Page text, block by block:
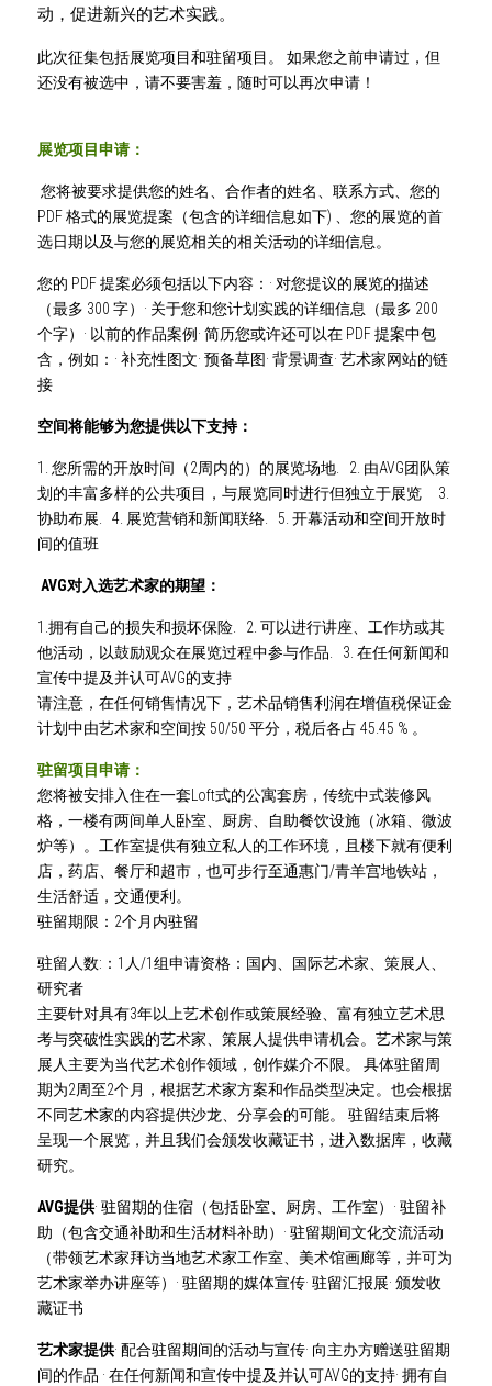
动，促进新兴的艺术实践。
此次征集包括展览项目和驻留项目。 如果您之前申请过，但
还没有被选中，请不要害羞，随时可以再次申请！
展览项目申请：
PDF 格式的展览提案（包含的详细信息如下) 、您的展览的首
选日期以及与您的展览相关的相关活动的详细信息。
您的 PDF 提案必须包括以下内容：· 对您提议的展览的描述
（最多 300 字）· 关于您和您计划实践的详细信息（最多 200
个字）· 以前的作品案例· 简历您或许还可以在 PDF 提案中包
含，例如：· 补充性图文· 预备草图· 背景调查· 艺术家网站的链
接
空间将能够为您提供以下支持：
1. 您所需的开放时间（2周内的）的展览场地.   2. 由AVG团队策
划的丰富多样的公共项目，与展览同时进行但独立于展览     3.
协助布展.   4. 展览营销和新闻联络.   5. 开幕活动和空间开放时
间的值班
AVG对入选艺术家的期望：
1.拥有自己的损失和损坏保险.   2. 可以进行讲座、工作坊或其
他活动，以鼓励观众在展览过程中参与作品.   3. 在任何新闻和
宣传中提及并认可AVG的支持
请注意，在任何销售情况下，艺术品销售利润在增值税保证金
计划中由艺术家和空间按 50/50 平分，税后各占 45.45 % 。
驻留项目申请：
您将被安排入住在一套Loft式的公寓套房，传统中式装修风
格，一楼有两间单人卧室、厨房、自助餐饮设施（冰箱、微波
炉等）。工作室提供有独立私人的工作环境，且楼下就有便利
店，药店、餐厅和超市，也可步行至通惠门/青羊宫地铁站，
生活舒适，交通便利。
驻留期限：2个月内驻留
驻留人数:：1人/1组申请资格：国内、国际艺术家、策展人、
研究者
主要针对具有3年以上艺术创作或策展经验、富有独立艺术思
考与突破性实践的艺术家、策展人提供申请机会。艺术家与策
展人主要为当代艺术创作领域，创作媒介不限。 具体驻留周
期为2周至2个月，根据艺术家方案和作品类型决定。也会根据
不同艺术家的内容提供沙龙、分享会的可能。 驻留结束后将
呈现一个展览，并且我们会颁发收藏证书，进入数据库，收藏
研究。
AVG提供· 驻留期的住宿（包括卧室、厨房、工作室）· 驻留补
助（包含交通补助和生活材料补助）· 驻留期间文化交流活动
（带领艺术家拜访当地艺术家工作室、美术馆画廊等，并可为
艺术家举办讲座等）· 驻留期的媒体宣传· 驻留汇报展· 颁发收
藏证书
艺术家提供· 配合驻留期间的活动与宣传· 向主办方赠送驻留期
间的作品 · 在任何新闻和宣传中提及并认可AVG的支持· 拥有自